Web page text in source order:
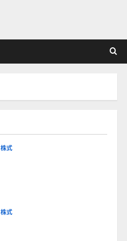
株式
2026-01-14
株式